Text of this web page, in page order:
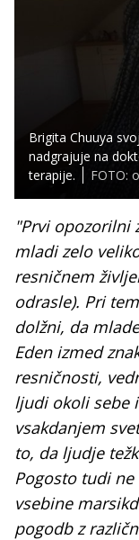
Brigita Chuuya
nadgrajuje na
terapije.
FOTO:
"Prvi opozorilni
mladi zelo
resničnem
odrasle). Pri
dolžni, da
Eden izmed
resničnosti,
ljudi okoli sebe
vsakdanjem
to, da ljudje
Pogosto tudi
vsebine
pogodb z